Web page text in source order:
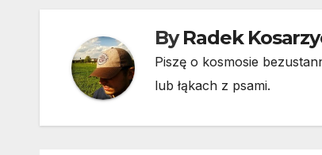
ByRadek
Piszę o kosmosie
lub łąkach z psami.